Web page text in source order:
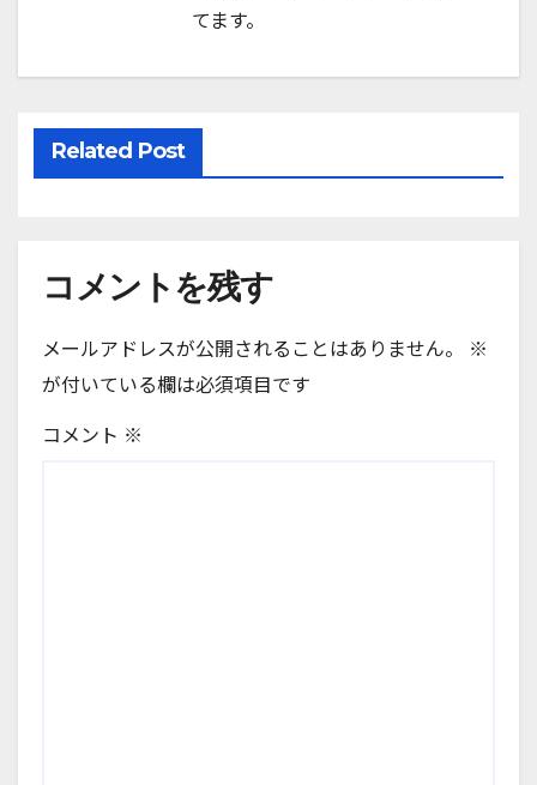
てます。
Related Post
コメントを残す
メールアドレスが公開されることはありません。
※
が付いている欄は必須項目です
コメント ※